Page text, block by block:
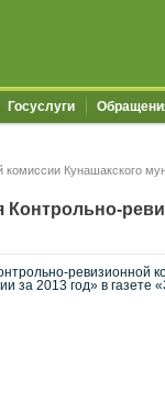
Госуслуги
Кунашакского
ревизионной
2013 год» в газете